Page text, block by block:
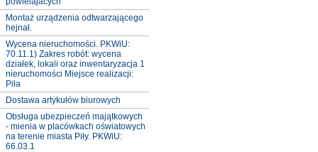
Montaż urządzenia odtwarzającego
hejnał.
Wycena nieruchomości. PKWiU:
70.11.1) Zakres robót: wycena
działek, lokali oraz inwentaryzacja 1
nieruchomości Miejsce realizacji:
Piła
Dostawa artykułów biurowych
Obsługa ubezpieczeń majątkowych
- mienia w placówkach oświatowych
na terenie miasta Piły. PKWiU:
66.03.1